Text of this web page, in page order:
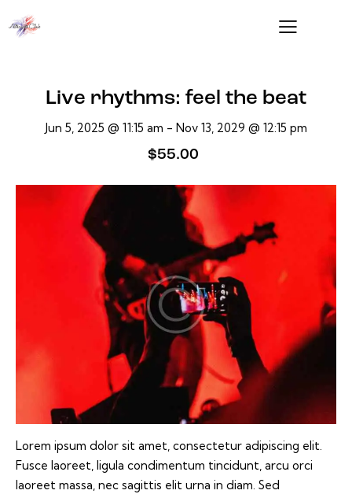
Live rhythms: feel the beat
Jun 5, 2025 @ 11:15 am - Nov 13, 2029 @ 12:15 pm
$55.00
Lorem ipsum dolor sit amet, consectetur adipiscing elit.
Fusce laoreet, ligula condimentum tincidunt, arcu orci
laoreet massa, nec sagittis elit urna in diam. Sed